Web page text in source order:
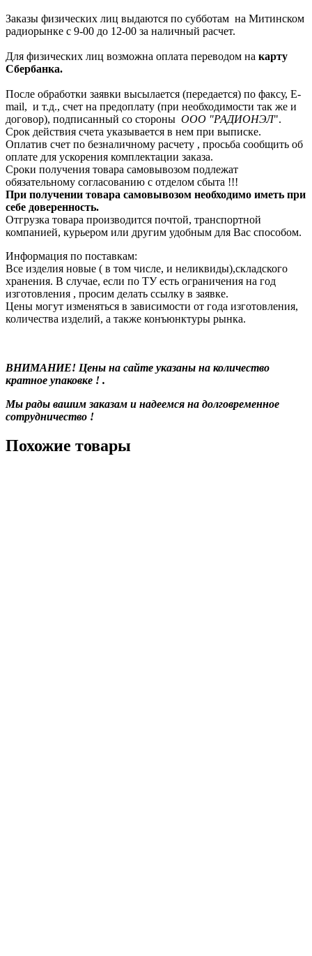
Заказы физических лиц выдаются по субботам на Митинском
радиорынке с 9-00 до 12-00 за наличный расчет.
Для физических лиц возможна оплата переводом на карту
Сбербанка.
После обработки заявки высылается (передается) по факсу, E-
mail, и т.д., счет на предоплату (при необходимости так же и
договор), подписанный со стороны ООО "РАДИОНЭЛ".
Срок действия счета указывается в нем при выписке.
Оплатив счет по безналичному расчету , просьба сообщить об
оплате для ускорения комплектации заказа.
Сроки получения товара самовывозом подлежат
обязательному согласованию с отделом сбыта !!!
При получении товара самовывозом необходимо иметь при
себе доверенность.
Отгрузка товара производится почтой, транспортной
компанией, курьером или другим удобным для Вас способом.
Информация по поставкам:
Все изделия новые ( в том числе, и неликвиды),складского
хранения. В случае, если по ТУ есть ограничения на год
изготовления , просим делать ссылку в заявке.
Цены могут изменяться в зависимости от года изготовления,
количества изделий, а также конъюнктуры рынка.
ВНИМАНИЕ! Цены на сайте указаны на количество
кратное упаковке ! .
Мы рады вашим заказам и надеемся на долговременное
сотрудничество !
Похожие товары